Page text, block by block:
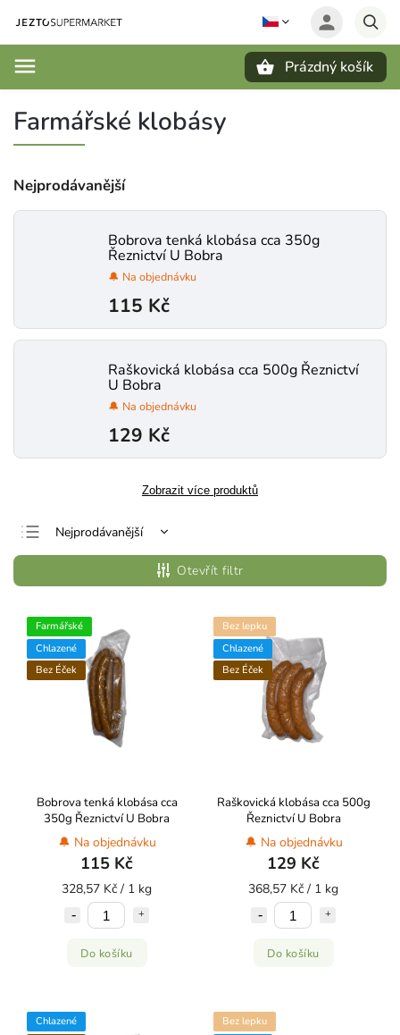
Prázdný košík
Farmářské klobásy
Nejprodávanější
Bobrova tenká klobása cca 350g
Řeznictví U Bobra
🔔 Na objednávku
115 Kč
Raškovická klobása cca 500g Řeznictví
U Bobra
🔔 Na objednávku
129 Kč
Zobrazit více produktů
Nejprodávanější
Nejlevnější
Nejdražší
Abecedně
Otevřít filtr
Farmářské
Chlazené
Bez Éček
Bobrova tenká klobása cca
350g Řeznictví U Bobra
🔔 Na objednávku
115 Kč
328,57 Kč / 1 kg
Do košíku
Bez lepku
Chlazené
Bez Éček
Raškovická klobása cca 500g
Řeznictví U Bobra
🔔 Na objednávku
129 Kč
368,57 Kč / 1 kg
Do košíku
Chlazené
Bez lepku